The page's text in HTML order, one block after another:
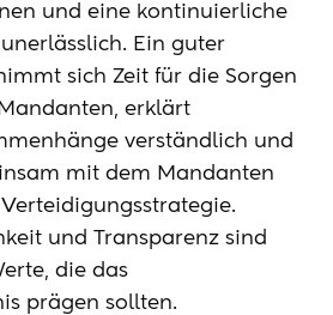
und eine kontinuierliche
Ein guter
sich Zeit für die Sorgen
erklärt
verständlich und
mit dem Mandanten
und Transparenz sind
die das
prägen sollten.